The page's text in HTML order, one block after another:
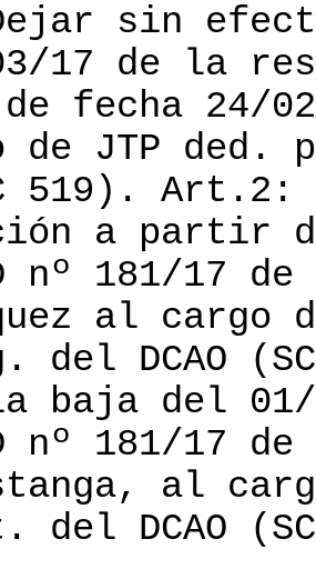
sin
17 de la
fecha 24/
de JTP
519).
a partir
nº 181/17
al cargo
del DCAO
baja del
nº 181/17
al
DCAO